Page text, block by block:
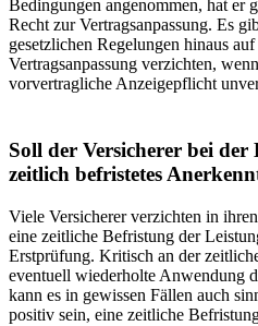
Bedingungen angenom­men, hat er
Recht zur Vertragsanpassung. Es
gesetzlichen Regelungen hinaus
Vertragsanpassung verzichten,
vorvertragliche Anzeigepflicht
Soll der Versicherer bei
zeitlich befristetes
Viele Versicherer verzichten in
eine zeitliche Befristung der
Erstprüfung. Kritisch an der
eventuell wiederholte Anwendung
kann es in gewissen Fällen auch
positiv sein, eine zeitliche